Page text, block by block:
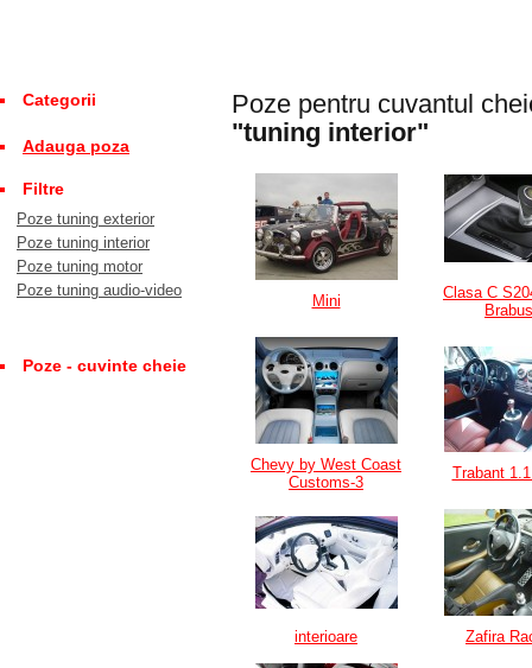
Categorii
Adauga poza
Filtre
Poze tuning exterior
Poze tuning interior
Poze tuning motor
Poze tuning audio-video
Poze - cuvinte cheie
Poze pentru cuvantul
"tuning interior"
Mini
Clasa C
Chevy by West Coast
Customs-3
Trabant
interioare Zafira